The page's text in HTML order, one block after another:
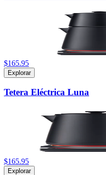
$165.95
Explorar
Tetera Eléctrica Luna
$165.95
Explorar